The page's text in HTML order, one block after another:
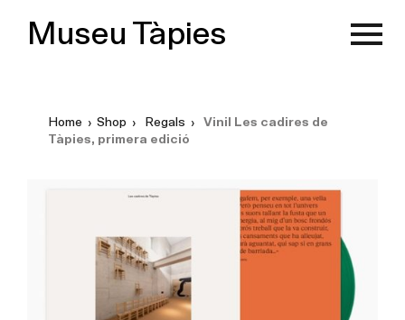
Museu Tàpies
Home › Shop › Regals ›
Vinil Les cadires de
Tàpies, primera edició